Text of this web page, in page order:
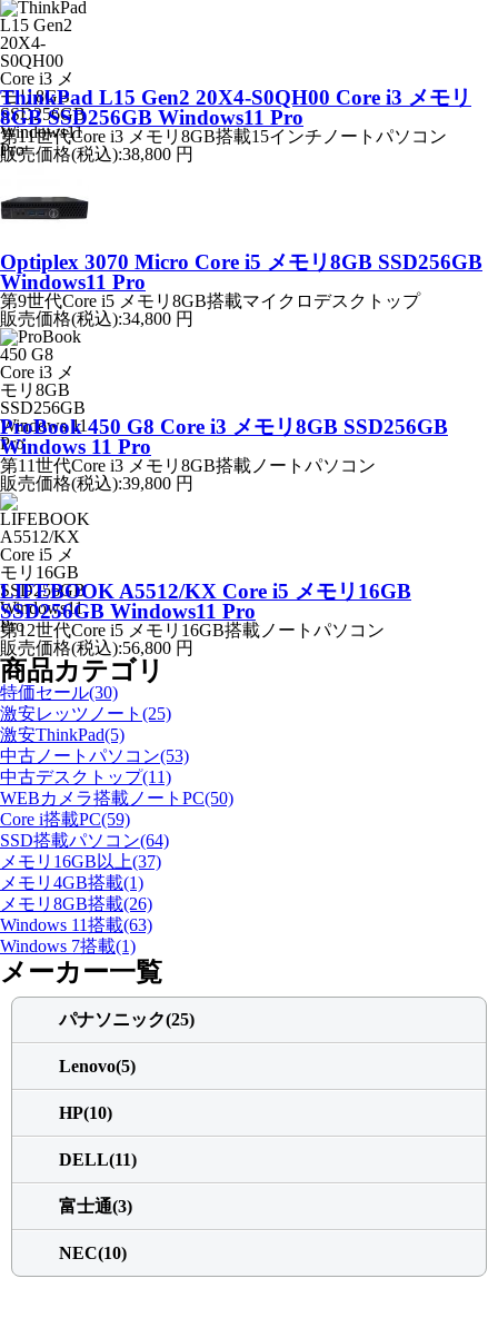
ThinkPad L15 Gen2 20X4-S0QH00 Core i3 メモリ
8GB SSD256GB Windows11 Pro
第11世代Core i3 メモリ8GB搭載15インチノートパソコン
販売価格(税込):38,800 円
Optiplex 3070 Micro Core i5 メモリ8GB SSD256GB
Windows11 Pro
第9世代Core i5 メモリ8GB搭載マイクロデスクトップ
販売価格(税込):34,800 円
ProBook 450 G8 Core i3 メモリ8GB SSD256GB
Windows 11 Pro
第11世代Core i3 メモリ8GB搭載ノートパソコン
販売価格(税込):39,800 円
LIFEBOOK A5512/KX Core i5 メモリ16GB
SSD256GB Windows11 Pro
第12世代Core i5 メモリ16GB搭載ノートパソコン
販売価格(税込):56,800 円
商品カテゴリ
特価セール(30)
激安レッツノート(25)
激安ThinkPad(5)
中古ノートパソコン(53)
中古デスクトップ(11)
WEBカメラ搭載ノートPC(50)
Core i搭載PC(59)
SSD搭載パソコン(64)
メモリ16GB以上(37)
メモリ4GB搭載(1)
メモリ8GB搭載(26)
Windows 11搭載(63)
Windows 7搭載(1)
メーカー一覧
パナソニック(25)
Lenovo(5)
HP(10)
DELL(11)
富士通(3)
NEC(10)